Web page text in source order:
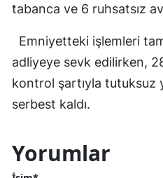
tabanca ve 6 ruhsatsız
Emniyetteki işlemleri
adliyeye sevk edilirken,
kontrol şartıyla tutuksuz
serbest kaldı.
Yorumlar